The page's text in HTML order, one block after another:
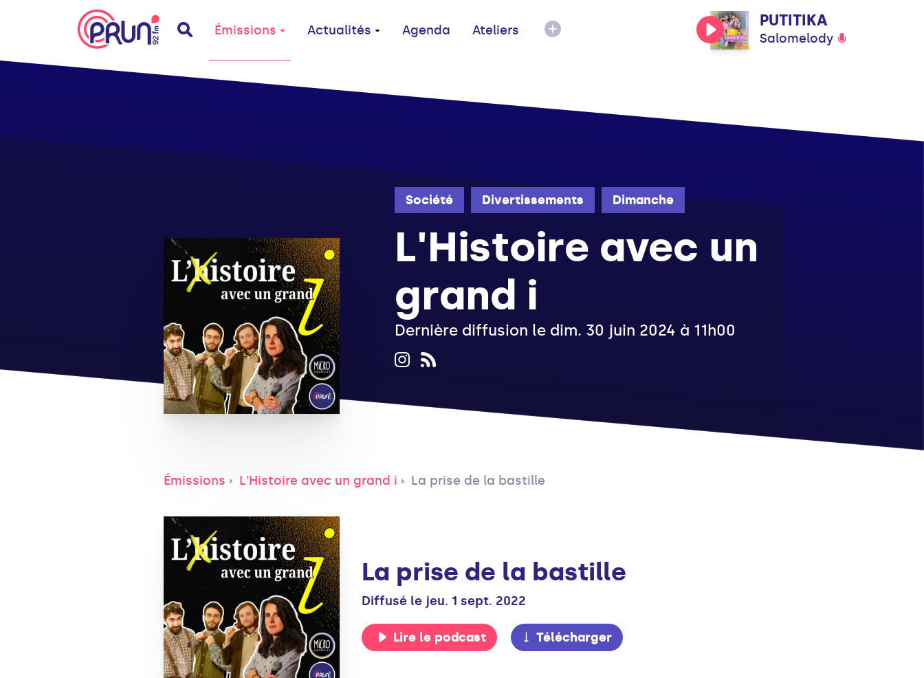
Émissions Actualités Agenda Ateliers
PUTITIKA
Salomelody
Société Divertissements Dimanche
L'Histoire avec un
grand i
Dernière diffusion le dim. 30 juin 2024 à 11h00
Émissions L'Histoire avec un grand i La prise de la bastille
La prise de la bastille
Diffusé le jeu. 1 sept. 2022
Lire le podcast Télécharger